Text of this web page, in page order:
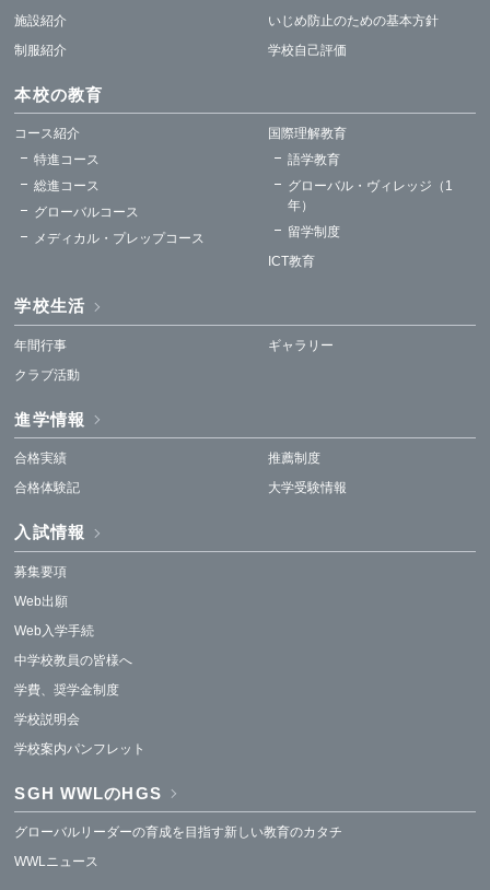
施設紹介
制服紹介
いじめ防止のための基本方針
学校自己評価
本校の教育
コース紹介
特進コース
総進コース
グローバルコース
メディカル・プレップコース
国際理解教育
語学教育
グローバル・ヴィレッジ（1
年）
留学制度
ICT教育
学校生活
年間行事
クラブ活動
ギャラリー
進学情報
合格実績
合格体験記
推薦制度
大学受験情報
入試情報
募集要項
Web出願
Web入学手続
中学校教員の皆様へ
学費、奨学金制度
学校説明会
学校案内パンフレット
SGH WWLのHGS
グローバルリーダーの育成を目指す新しい教育のカタチ
WWLニュース